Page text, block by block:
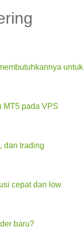
untuk
MT5 pada VPS
dan trading
cepat dan low
baru?